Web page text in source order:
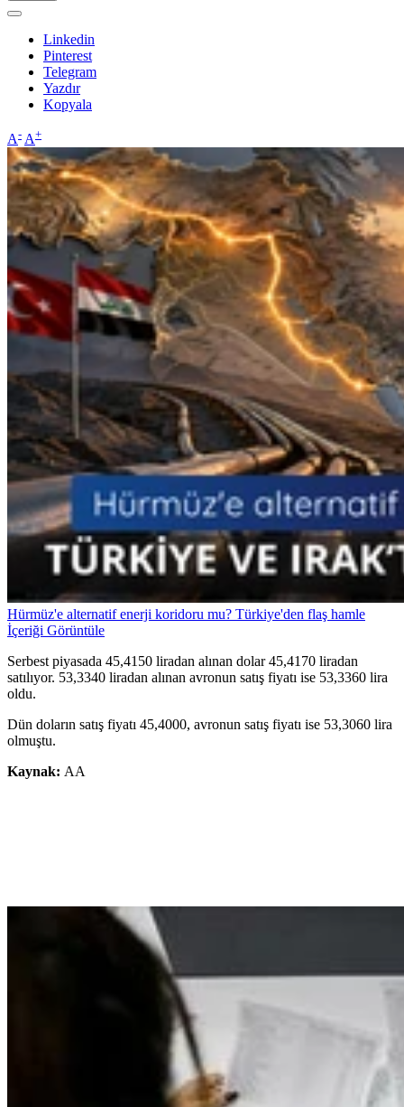
Linkedin
Pinterest
Telegram
Yazdır
Kopyala
A- A+
Hürmüz'e alternatif enerji koridoru mu? Türkiye'den flaş hamle
İçeriği Görüntüle
Serbest piyasada 45,4150 liradan alınan dolar 45,4170 liradan
satılıyor. 53,3340 liradan alınan avronun satış fiyatı ise 53,3360 lira
oldu.
Dün doların satış fiyatı 45,4000, avronun satış fiyatı ise 53,3060 lira
olmuştu.
Kaynak: AA